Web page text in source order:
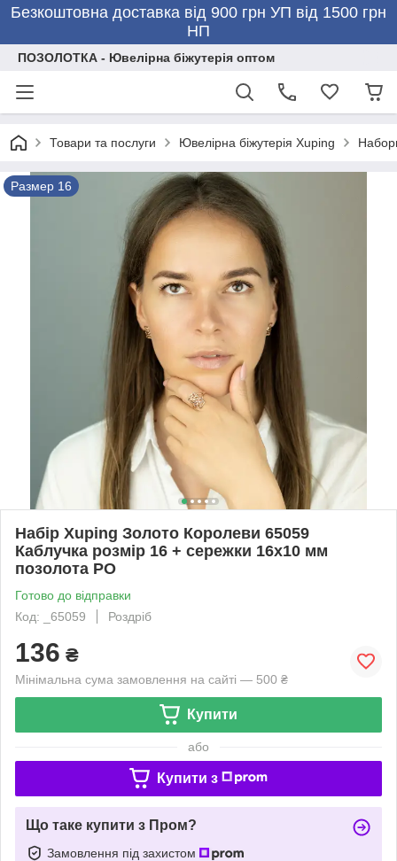
Безкоштовна доставка від 900 грн УП від 1500 грн
НП
ПОЗОЛОТКА - Ювелірна біжутерія оптом
Товари та послуги Ювелірна біжутерія Xuping
Размер 16
Набір Xuping Золото Королеви 65059
Каблучка розмір 16 + сережки 16х10 мм
позолота РО
Готово до відправки
Код: _65059
Роздріб
136 ₴
Мінімальна сума замовлення на сайті — 500 ₴
Купити
або
Купити з
Що таке купити з Пром?
Замовлення під захистом